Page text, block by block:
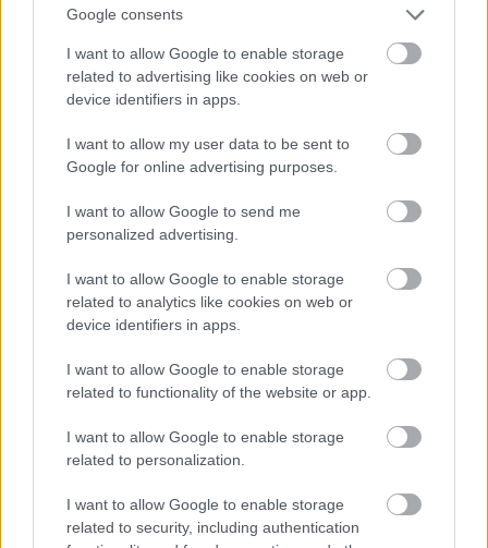
Google consents
I want to allow Google to enable storage
related to advertising like cookies on web or
device identifiers in apps.
I want to allow my user data to be sent to
Google for online advertising purposes.
I want to allow Google to send me
personalized advertising.
I want to allow Google to enable storage
related to analytics like cookies on web or
device identifiers in apps.
I want to allow Google to enable storage
related to functionality of the website or app.
I want to allow Google to enable storage
related to personalization.
I want to allow Google to enable storage
related to security, including authentication
10. Prečo obaliť stromy jutou
Ďalším často využívaným riešením je obalenie
kmeňov stromov niekoľkými vrstvami jutoviny.
Ide o 100-percentný prírodný materiál, ktorý je
dostatočne priedušný, chráni pred mrazom a
ohryzením od zvierat. Juta sa okolo kmeňov a
kríkov jednoducho pripevňuje a má neutrálnu